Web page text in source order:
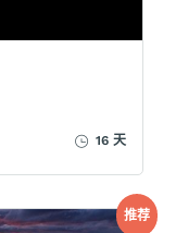
16 天
推荐